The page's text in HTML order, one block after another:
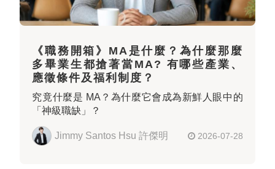
《職務開箱》MA是什麼？為什麼那麼
多畢業生都搶著當MA? 有哪些產業、
應徵條件及福利制度？
究竟什麼是 MA？為什麼它會成為新鮮人眼中的
「神級職缺」？
Jimmy Santos Hsu 許傑明 2026-07-28